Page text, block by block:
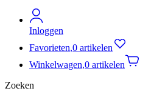
Inloggen
Favorieten,0 artikelen
Winkelwagen,0 artikelen
Zoeken